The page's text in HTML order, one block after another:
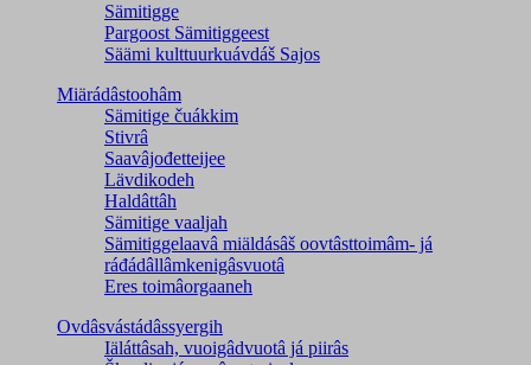
Sämitigge
Pargoost Sämitiggeest
Säämi kulttuurkuávdáš Sajos
Miärádâstoohâm
Sämitige čuákkim
Stivrâ
Saavâjođetteijee
Lävdikodeh
Haldâttâh
Sämitige vaaljah
Sämitiggelaavâ miäldásâš oovtâsttoimâm- já
ráđádâllâmkenigâsvuotâ
Eres toimâorgaaneh
Ovdâsvástádâssyergih
Iäláttâsah, vuoigâdvuotâ já piirâs